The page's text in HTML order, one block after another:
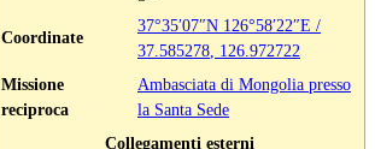
Coordinate
37°35′07″N 126°58′22″E /
37.585278 126.972722
Missione
reciproca
Ambasciata di Mongolia presso
la Santa Sede
Collegamenti esterni